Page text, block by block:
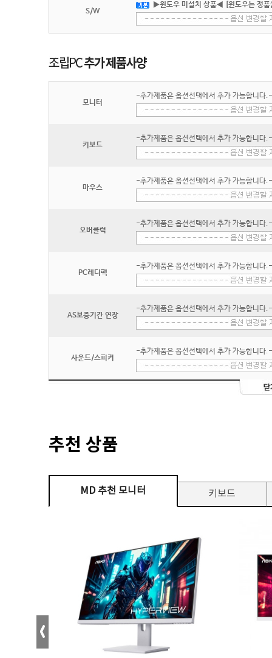
S/W
▶윈도우 미설치 상품◀ [윈도우는 정
모니터
-추가제품은 옵션선택에서 추가 가능합니다.-
키보드
-추가제품은 옵션선택에서 추가 가능합니다.-
마우스
-추가제품은 옵션선택에서 추가 가능합니다.-
오버클럭
-추가제품은 옵션선택에서 추가 가능합니다.-
PC레디팩
-추가제품은 옵션선택에서 추가 가능합니다.-
AS보증기간 연장
-추가제품은 옵션선택에서 추가 가능합니다.-
사운드/스피커
-추가제품은 옵션선택에서 추가 가능합니다.-
추천 상품
MD 추천 모니터 키보드